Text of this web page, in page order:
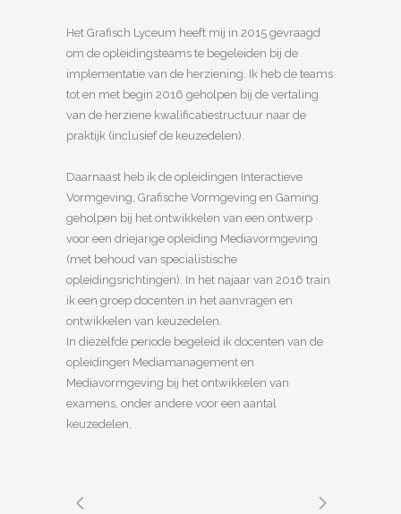
Het Grafisch Lyceum heeft mij in 2015 gevraagd
om de opleidingsteams te begeleiden bij de
implementatie van de herziening. Ik heb de teams
tot en met begin 2016 geholpen bij de vertaling
van de herziene kwalificatiestructuur naar de
praktijk (inclusief de keuzedelen).
Daarnaast heb ik de opleidingen Interactieve
Vormgeving, Grafische Vormgeving en Gaming
geholpen bij het ontwikkelen van een ontwerp
voor een driejarige opleiding Mediavormgeving
(met behoud van specialistische
opleidingsrichtingen). In het najaar van 2016 train
ik een groep docenten in het aanvragen en
ontwikkelen van keuzedelen.
In diezelfde periode begeleid ik docenten van de
opleidingen Mediamanagement en
Mediavormgeving bij het ontwikkelen van
examens, onder andere voor een aantal
keuzedelen.